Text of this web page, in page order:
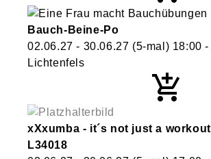
Bauch-Beine-Po
02.06.27 - 30.06.27 (5-mal) 18:00 -
Lichtenfels
xXxumba - it´s not just a
L34018